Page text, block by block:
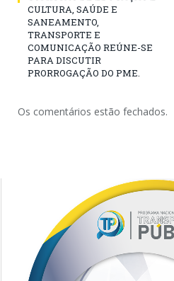
CULTURA, SAÚDE E
SANEAMENTO,
TRANSPORTE E
COMUNICAÇÃO REÚNE-SE
PARA DISCUTIR
PRORROGAÇÃO DO PME.
Os comentários estão fechados.